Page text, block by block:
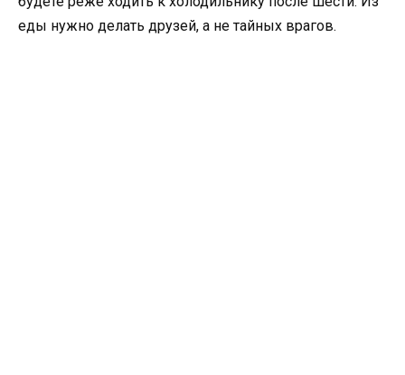
еды нужно делать друзей, а не тайных врагов.